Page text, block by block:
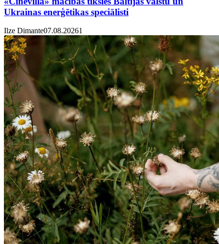
Ukrainas enerģētikas speciālisti
Ilze Dimante07.08.20261